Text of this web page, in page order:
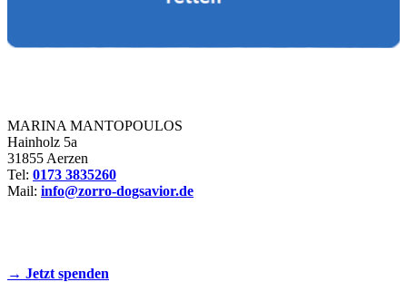
MARINA MANTOPOULOS
Hainholz 5a
31855 Aerzen
Tel: 0173 3835260
Mail: info@zorro-dogsavior.de
→ Jetzt spenden